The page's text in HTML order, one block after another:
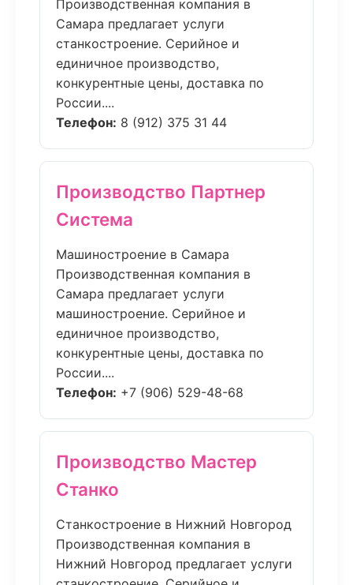
Производственная компания в
Самара предлагает услуги
станкостроение. Серийное и
единичное производство,
конкурентные цены, доставка по
России....
Телефон: 8 (912) 375 31 44
Производство Партнер
Система
Машиностроение в Самара
Производственная компания в
Самара предлагает услуги
машиностроение. Серийное и
единичное производство,
конкурентные цены, доставка по
России....
Телефон: +7 (906) 529-48-68
Производство Мастер
Станко
Станкостроение в Нижний Новгород
Производственная компания в
Нижний Новгород предлагает услуги